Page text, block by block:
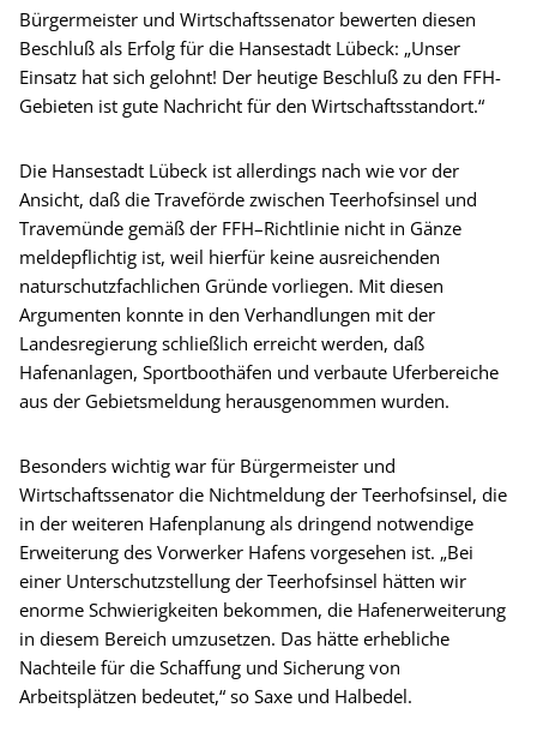
Bürgermeister und Wirtschaftssenator bewerten diesen
Beschluß als Erfolg für die Hansestadt Lübeck: „Unser
Einsatz hat sich gelohnt! Der heutige Beschluß zu den FFH-
Gebieten ist gute Nachricht für den Wirtschaftsstandort.“
Die Hansestadt Lübeck ist allerdings nach wie vor der
Ansicht, daß die Traveförde zwischen Teerhofsinsel und
Travemünde gemäß der FFH–Richtlinie nicht in Gänze
meldepflichtig ist, weil hierfür keine ausreichenden
naturschutzfachlichen Gründe vorliegen. Mit diesen
Argumenten konnte in den Verhandlungen mit der
Landesregierung schließlich erreicht werden, daß
Hafenanlagen, Sportboothäfen und verbaute Uferbereiche
aus der Gebietsmeldung herausgenommen wurden.
Besonders wichtig war für Bürgermeister und
Wirtschaftssenator die Nichtmeldung der Teerhofsinsel, die
in der weiteren Hafenplanung als dringend notwendige
Erweiterung des Vorwerker Hafens vorgesehen ist. „Bei
einer Unterschutzstellung der Teerhofsinsel hätten wir
enorme Schwierigkeiten bekommen, die Hafenerweiterung
in diesem Bereich umzusetzen. Das hätte erhebliche
Nachteile für die Schaffung und Sicherung von
Arbeitsplätzen bedeutet,“ so Saxe und Halbedel.